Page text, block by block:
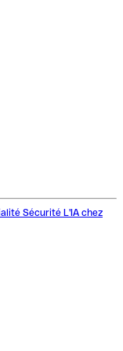
Sécurité L'IA chez